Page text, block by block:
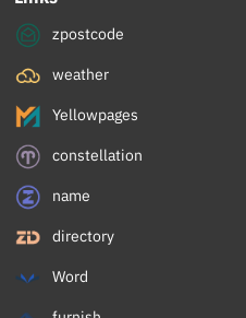
zpostcode
weather
Yellowpages
constellation
name
directory
Word